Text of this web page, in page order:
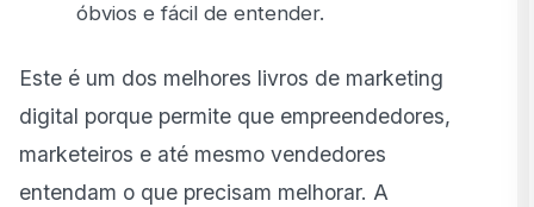
óbvios e fácil de entender.
Este é um dos melhores livros de marketing
digital porque permite que empreendedores,
marketeiros e até mesmo vendedores
entendam o que precisam melhorar. A